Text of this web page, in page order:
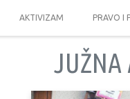
AKTIVIZAM PRAVO I
JUŽNA